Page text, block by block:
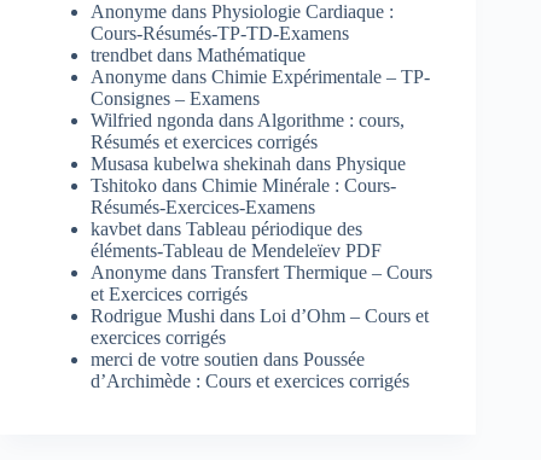
Anonyme dans Physiologie Cardiaque :
Cours-Résumés-TP-TD-Examens
trendbet dans Mathématique
Anonyme dans Chimie Expérimentale – TP-
Consignes – Examens
Wilfried ngonda dans Algorithme : cours,
Résumés et exercices corrigés
Musasa kubelwa shekinah dans Physique
Tshitoko dans Chimie Minérale : Cours-
Résumés-Exercices-Examens
kavbet dans Tableau périodique des
éléments-Tableau de Mendeleïev PDF
Anonyme dans Transfert Thermique – Cours
et Exercices corrigés
Rodrigue Mushi dans Loi d’Ohm – Cours et
exercices corrigés
merci de votre soutien dans Poussée
d’Archimède : Cours et exercices corrigés